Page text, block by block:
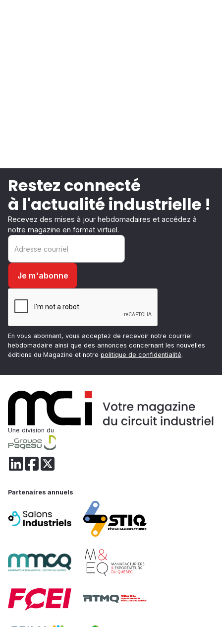
Restez connecté
à l'actualité industrielle !
Recevez des mises à jour hebdomadaires et accédez à
notre magazine en format virtuel.
En vous abonnant, vous acceptez de recevoir notre courriel
hebdomadaire ainsi que des annonces concernant les nouvelles
éditions du Magazine et notre politique de confidentialité.
Une division du
Partenaires annuels